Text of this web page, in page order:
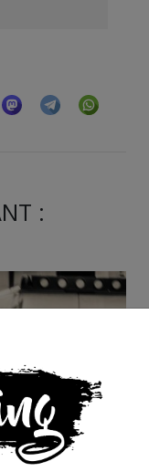
:
des deux
: l'un a